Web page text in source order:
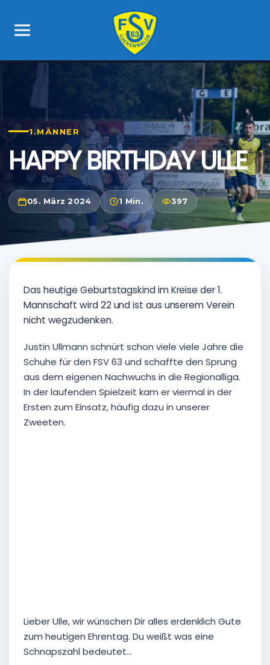
1.MÄNNER
HAPPY BIRTHDAY ULLE
05. März 2024 1 Min. 397
Das heutige Geburtstagskind im Kreise der 1.
Mannschaft wird 22 und ist aus unserem Verein
nicht wegzudenken.
Justin Ullmann schnürt schon viele viele Jahre die
Schuhe für den FSV 63 und schaffte den Sprung
aus dem eigenen Nachwuchs in die Regionalliga.
In der laufenden Spielzeit kam er viermal in der
Ersten zum Einsatz, häufig dazu in unserer
Zweeten.
Lieber Ulle, wir wünschen Dir alles erdenklich Gute
zum heutigen Ehrentag. Du weißt was eine
Schnapszahl bedeutet…